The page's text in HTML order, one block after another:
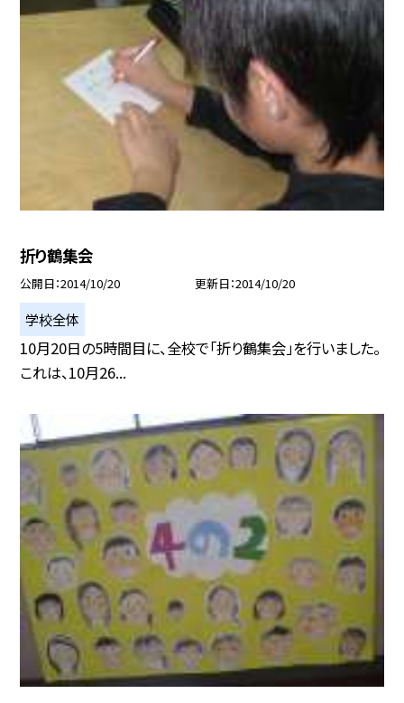
折り鶴集会
公開日 2014/10/20 更新日 2014/10/20
学校全体
10月20日の5時間目に、全校で「折り鶴集会」を行いました。
これは、10月26...